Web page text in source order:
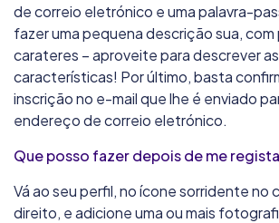
de correio eletrónico e uma palavra-
fazer uma pequena descrição sua,
carateres – aproveite para descrever
características! Por último, basta
inscrição no e-mail que lhe é enviado
endereço de correio eletrónico.
Que posso fazer depois de me
Vá ao seu perfil, no ícone sorridente no
direito, e adicione uma ou mais